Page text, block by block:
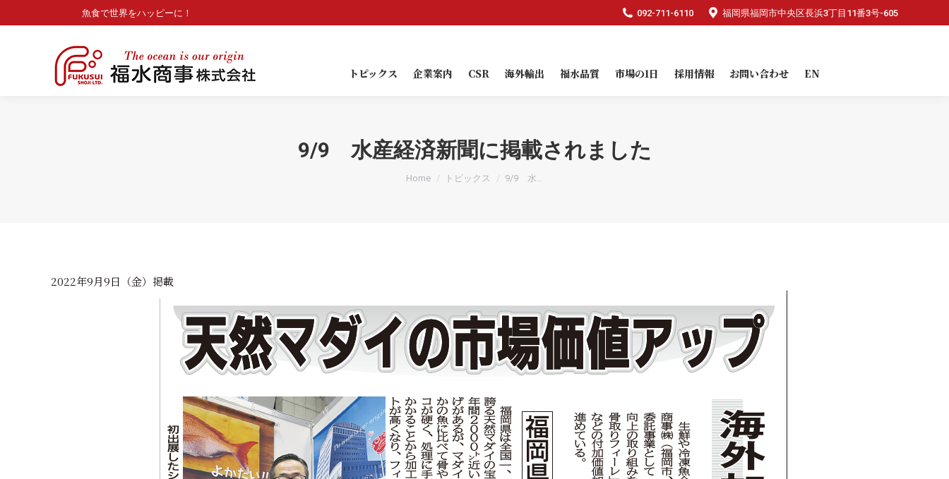
魚食で世界をハッピーに！ 092-711-6110 福岡県福岡市中央区長浜3丁目11番3号-605
トピックス 企業案内 CSR 海外輸出 福水品質 市場の1日 採用情報 お問い合わせ EN
9/9 水産経済新聞に掲載されました
You are here:
Home トピックス 9/9 水…
2022年9月9日（金）掲載
魚食で世界をハッピーに！ 092-711-6110 福岡県福岡市中央区長浜3丁目11番3号-605